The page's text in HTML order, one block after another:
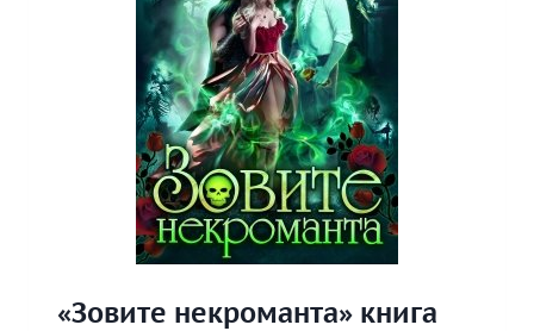
«Зовите некроманта» книга